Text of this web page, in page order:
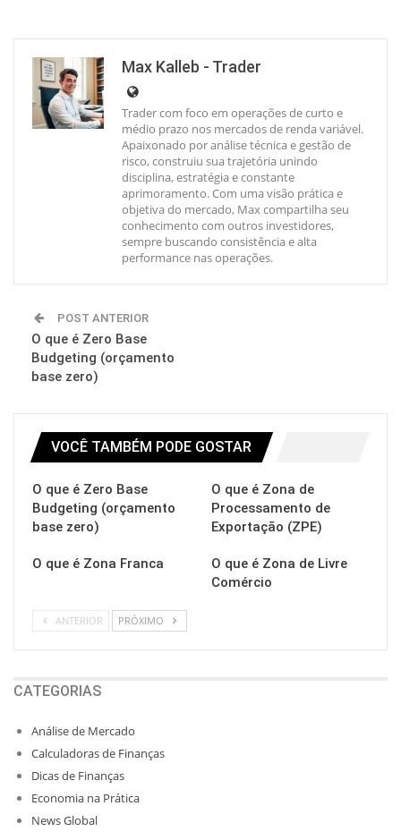
Max Kalleb - Trader
Trader com foco em operações de curto e
médio prazo nos mercados de renda variável.
Apaixonado por análise técnica e gestão de
risco, construiu sua trajetória unindo
disciplina, estratégia e constante
aprimoramento. Com uma visão prática e
objetiva do mercado, Max compartilha seu
conhecimento com outros investidores,
sempre buscando consistência e alta
performance nas operações.
POST ANTERIOR
O que é Zero Base
Budgeting (orçamento
base zero)
VOCÊ TAMBÉM PODE GOSTAR
O que é Zero Base
Budgeting (orçamento
base zero)
O que é Zona de
Processamento de
Exportação (ZPE)
O que é Zona Franca
O que é Zona de Livre
Comércio
ANTERIOR PRÓXIMO
CATEGORIAS
Análise de Mercado
Calculadoras de Finanças
Dicas de Finanças
Economia na Prática
News Global